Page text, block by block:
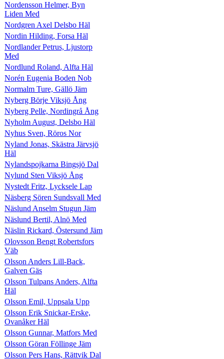
Nordensson Helmer, Byn
Liden Med
Nordgren Axel Delsbo Häl
Nordin Hilding, Forsa Häl
Nordlander Petrus, Ljustorp
Med
Nordlund Roland, Alfta Häl
Norén Eugenia Boden Nob
Normalm Ture, Gällö Jäm
Nyberg Börje Viksjö Ång
Nyberg Pelle, Nordingrå Ång
Nyholm August, Delsbo Häl
Nyhus Sven, Röros Nor
Nyland Jonas, Skästra Järvsjö
Häl
Nylandspojkarna Bingsjö Dal
Nylund Sten Viksjö Ång
Nystedt Fritz, Lycksele Lap
Näsberg Sören Sundsvall Med
Näslund Anselm Stugun Jäm
Näslund Bertil, Alnö Med
Näslin Rickard, Östersund Jäm
Olovsson Bengt Robertsfors
Väb
Olsson Anders Lill-Back,
Galven Gäs
Olsson Tulpans Anders, Alfta
Häl
Olsson Emil, Uppsala Upp
Olsson Erik Snickar-Erske,
Ovanåker Häl
Olsson Gunnar, Matfors Med
Olsson Göran Föllinge Jäm
Olsson Pers Hans, Rättvik Dal